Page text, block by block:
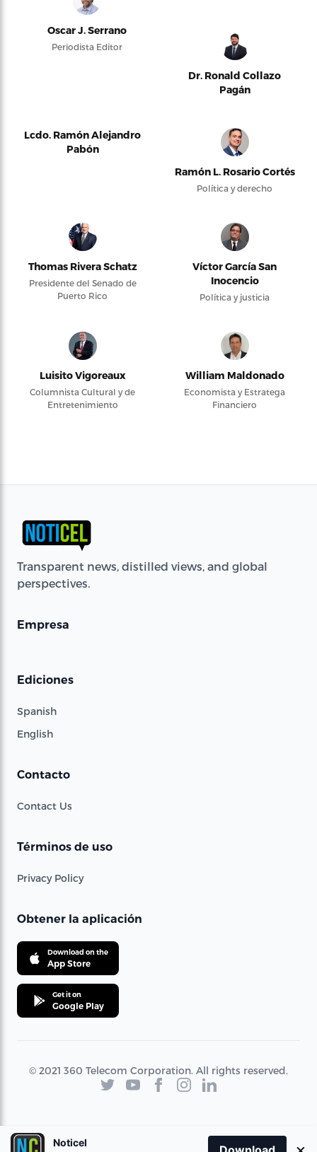
Oscar J. Serrano
Periodista Editor
Dr. Ronald Collazo
Pagán
Lcdo. Ramón Alejandro
Pabón
Ramón L. Rosario Cortés
Política y derecho
Thomas Rivera Schatz
Presidente del Senado de
Puerto Rico
Víctor García San
Inocencio
Política y justicia
Luisito Vigoreaux
Columnista Cultural y de
Entretenimiento
William Maldonado
Economista y Estratega
Financiero
Transparent news, distilled views, and global
perspectives.
Empresa
Ediciones
Spanish
English
Contacto
Contact Us
Términos de uso
Privacy Policy
Obtener la aplicación
Download on the
App Store
Get it on
Google Play
© 2021 360 Telecom Corporation. All rights reserved.
Noticel